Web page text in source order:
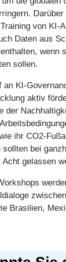
von KI-
Daten aus
wenn
sollen.
an KI-
aktiv
der
ihr CO2-
bei
gelassen
Brasilien,